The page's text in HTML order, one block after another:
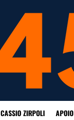
CASSIO ZIRPOLI APOIO